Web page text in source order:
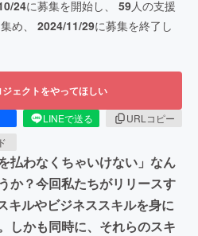
24に募集を開始し、 59人の支援
め、 2024/11/29に募集を終了し
ェクトをやってほしい
LINEで送る
URLコピー
払わなくちゃいけない」なん
か？今回私たちがリリースす
キルやビジネススキルを身に
しかも同時に、それらのスキ